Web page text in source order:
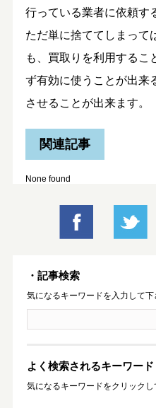
行っている業者に依頼す
ただ単に捨ててしまって
も、買取りを利用するこ
ず有効に使うことが出来
させることが出来ます。
関連記事
None found
・記事検索
気になるキーワードを入力して下
よく検索されるキーワード
気になるキーワードをクリックし